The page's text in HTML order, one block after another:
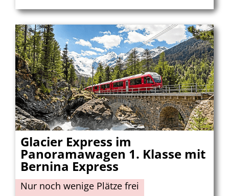
Glacier Express im
Panoramawagen 1. Klasse mit
Bernina Express
Nur noch wenige Plätze frei